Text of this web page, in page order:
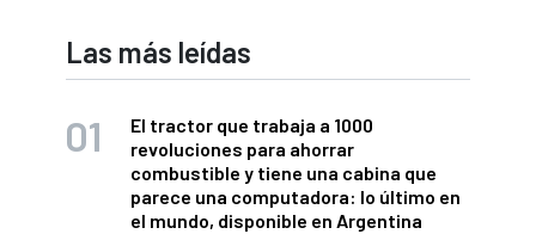
Las más leídas
El tractor que trabaja a 1000
revoluciones para ahorrar
combustible y tiene una cabina que
parece una computadora: lo último en
el mundo, disponible en Argentina